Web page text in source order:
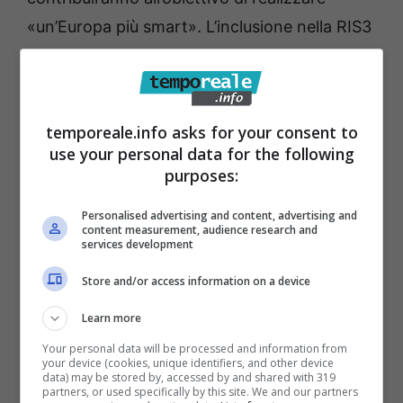
«un’Europa più smart». L’inclusione nella RIS3
Lazio di una specifica Area di
Specializzazione «Economia del Mare»
Regione di puntare sul Mare come grande
vettore di innovazione e di sviluppo
Il tema della Blue Economy” ha aggiunto
Leodori,“èuna delle priorità per la nostra
Regione e per ciò che riguarda la
programmazione dei fondi strutturali
2021/2027. Interventi mirati nell’ottica della
formazione nei settori di incidenza, in
temporeale.info asks for your consent to
use your personal data for the following
purposes:
Personalised advertising and content, advertising and
content measurement, audience research and
services development
Store and/or access information on a device
Learn more
Your personal data will be processed and information from
your device (cookies, unique identifiers, and other device
data) may be stored by, accessed by and shared with 319
partners, or used specifically by this site. We and our partners